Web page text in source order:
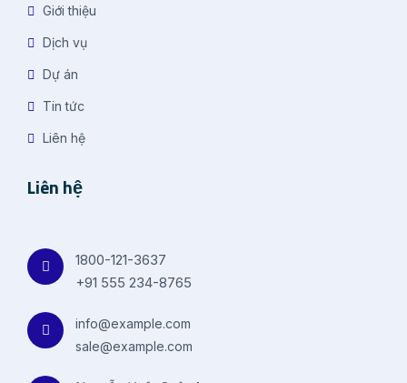
Giới thiệu
Dịch vụ
Dự án
Tin tức
Liên hệ
Liên hệ
1800-121-3637
+91 555 234-8765
info@example.com
sale@example.com